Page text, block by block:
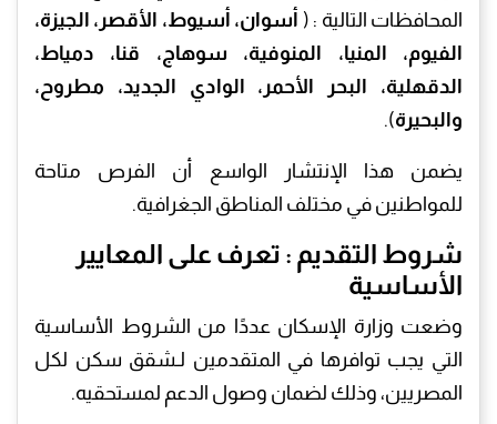
المحافظات التالية : ( أسوان، أسيوط، الأقصر، الجيزة،
الفيوم، المنيا، المنوفية، سوهاج، قنا، دمياط،
الدقهلية، البحر الأحمر، الوادي الجديد، مطروح،
والبحيرة).
يضمن هذا الإنتشار الواسع أن الفرص متاحة
للمواطنين في مختلف المناطق الجغرافية.
شروط التقديم : تعرف على المعايير
الأساسية
وضعت وزارة الإسكان عددًا من الشروط الأساسية
التي يجب توافرها في المتقدمين لـشقق سكن لكل
المصريين، وذلك لضمان وصول الدعم لمستحقيه.